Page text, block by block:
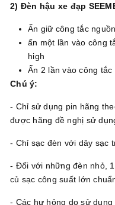
2) Đèn hậu xe đạp
Ấn giữ công tắc
ấn một lần vào công
high
Ấn 2 lần vào công
Chú ý:
- Chỉ sử dụng pin hãng
được hãng đề nghị sử
- Chỉ sạc đèn với dây sạc
- Đối với những đèn nhỏ,
củ sạc công suất lớn
- Các hư hỏng do sử